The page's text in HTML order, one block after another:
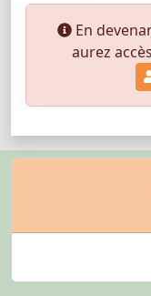
En
aurez